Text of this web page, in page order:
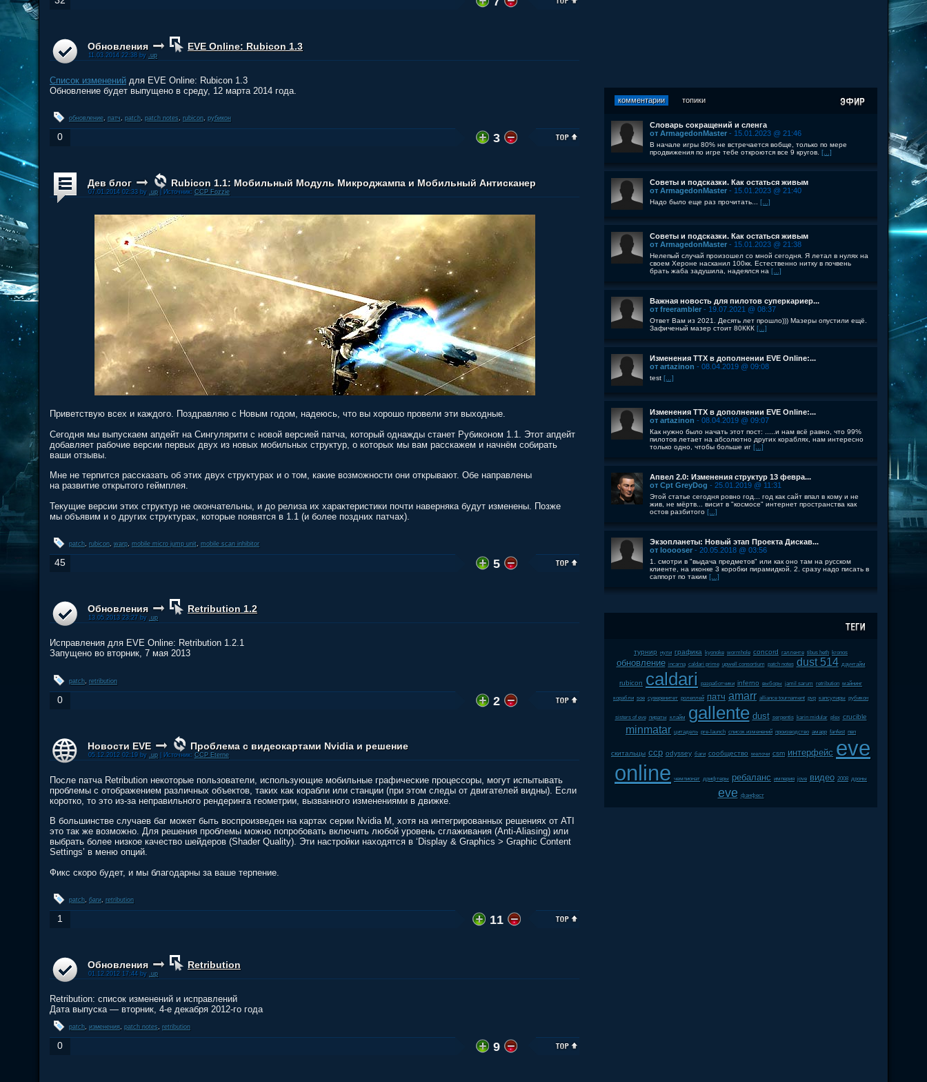
Обновления EVE Online: Rubicon 1.3
11.03.2014 22:38 by .up
Список изменений для EVE Online: Rubicon 1.3
Обновление будет выпущено в среду, 12 марта 2014 года.
обновление, патч, patch, patch notes, rubicon, рубикон
0 3
Дев блог Rubicon 1.1: Мобильный Модуль Микроджампа и Мобильный Антисканер
07.01.2014 02:33 by .up| Источник: CCP Fozzie
Приветствую всех и каждого. Поздравляю с Новым годом, надеюсь, что вы хорошо провели эти выходные.
Сегодня мы выпускаем апдейт на Сингулярити с новой версией патча, который однажды станет Рубиконом 1.1. Этот апдейт
добавляет рабочие версии первых двух из новых мобильных структур, о которых мы вам расскажем и начнём собирать
ваши отзывы.
Мне не терпится рассказать об этих двух структурах и о том, какие возможности они открывают. Обе направлены
на развитие открытого геймплея.
Текущие версии этих структур не окончательны, и до релиза их характеристики почти наверняка будут изменены. Позже
мы объявим и о других структурах, которые появятся в 1.1 (и более поздних патчах).
patch, rubicon, warp, mobile micro jump unit, mobile scan inhibitor
45 5
Обновления Retribution 1.2
13.05.2013 23:27 by .up
Исправления для EVE Online: Retribution 1.2.1
Запущено во вторник, 7 мая 2013
patch retribution
0 2
Новости EVE Проблема с видеокартами Nvidia и решение
05.12.2012 02:19 by .up| Источник: CCP Eterne
После патча Retribution некоторые пользователи, использующие мобильные графические процессоры, могут испытывать
проблемы с отображением различных объектов, таких как корабли или станции (при этом следы от двигателей видны). Если
коротко, то это из-за неправильного рендеринга геометрии, вызванного изменениями в движке.
В большинстве случаев баг может быть воспроизведен на картах серии Nvidia M, хотя на интегрированных решениях от ATI
это так же возможно. Для решения проблемы можно попробовать включить любой уровень сглаживания (Anti-Aliasing) или
выбрать более низкое качество шейдеров (Shader Quality). Эти настройки находятся в ‘Display & Graphics > Graphic Content
Settings’ в меню опций.
Фикс скоро будет, и мы благодарны за ваше терпение.
patch, баги, retribution
1 11
Обновления Retribution
01.12.2012 17:44 by .up
Retribution: список изменений и исправлений
Дата выпуска — вторник, 4-е декабря 2012-го года
patch, изменения, patch notes, retribution
0 9
комментарии топики
Словарь сокращений и сленга
от ArmagedonMaster - 15.01.2023 @ 21:46
В начале игры 80% не встречается вобще, только по мере
продвижения по игре тебе откроются все 9 кругов. [...]
Советы и подсказки. Как остаться живым
от ArmagedonMaster - 15.01.2023 @ 21:40
Надо было еще раз прочитать... [...]
Советы и подсказки. Как остаться живым
от ArmagedonMaster - 15.01.2023 @ 21:38
Нелепый случай произошел со мной сегодня. Я летал в нулях на
своем Хероне насканил 100кк. Естественно нитку в почвень
брать жаба задушила, надеялся на [...]
Важная новость для пилотов суперкариер...
от freerambler - 19.07.2021 @ 08:37
Ответ Вам из 2021. Десять лет прошло))) Мазеры опустили ещё.
Зафиченый мазер стоит 80ККК [...]
Изменения ТТХ в дополнении EVE Online:...
от artazinon - 08.04.2019 @ 09:08
test [...]
Изменения ТТХ в дополнении EVE Online:...
от artazinon - 08.04.2019 @ 09:07
Как нужно было начать этот пост: .....и нам всё равно, что 99%
пилотов летает на абсолютно других кораблях, нам интересно
только одно, чтобы больше иг [...]
Апвел 2.0: Изменения структур 13 февра...
от Cpt GreyDog - 25.01.2019 @ 11:31
Этой статье сегодня ровно год... год как сайт впал в кому и не
жив, не мёртв... висит в "космосе" интернет пространства как
остов разбитого [...]
Экзопланеты: Новый этап Проекта Дискав...
от looooser - 20.05.2018 @ 03:56
1. смотри в "выдача предметов" или как оно там на русском
клиенте, на иконке 3 коробки пирамидкой. 2. сразу надо писать в
саппорт по таким [...]
турнир нули графика kyonoke wormhole concord галленте tibus heth kronos
обновление incarna caldari prime upwell consortium patch notes dust 514 даунтайм
rubicon caldari разработчики inferno выборы jamil sarum retribution майнинг
корабли soe суверенитет ролеплей патч amarr alliance tournament pvp капсулиры рубикон
sisters of eve пираты клайм gallente dust serpentis karin midular plex crucible
minmatar цитадель pre-launch список изменений производство амарр fanfest пвп
скитальцы ccp odyssey баги сообщество мелочи csm интерфейс eve
online чемпионат дрифтеры ребаланс империя jove видео 2008 дроны
eve фанфест